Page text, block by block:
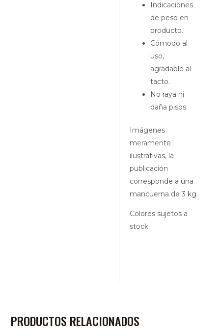
Indicaciones
de peso en
producto.
Cómodo al
uso,
agradable al
tacto.
No raya ni
daña pisos.
Imágenes
meramente
ilustrativas, la
publicación
corresponde a una
mancuerna de 3 kg.
Colores sujetos a
stock.
PRODUCTOS RELACIONADOS